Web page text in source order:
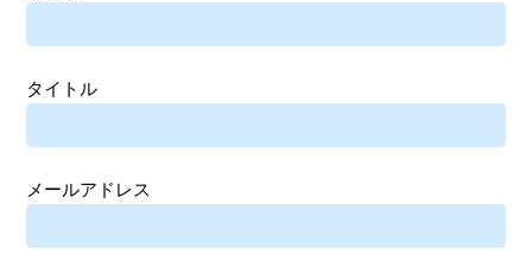
タイトル
メールアドレス